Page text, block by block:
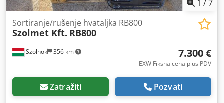
1 /7
Szolnok 356 km
Sortiranje/rušenje hvataljka RB800
Szolmet Kft. RB800
7.300 €
EXW Fiksna cena plus PDV
Zatražiti Pozvati